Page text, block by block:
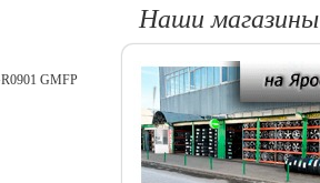
Наши магазины